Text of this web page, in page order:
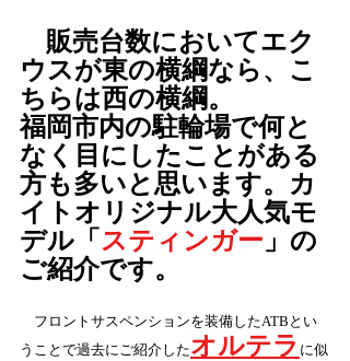
販売台数においてエク
ウスが東の横綱なら、こ
ちらは西の横綱。
福岡市内の駐輪場で何と
なく目にしたことがある
方も多いと思います。カ
イトオリジナル大人気モ
デル「 スティンガー 」の
ご紹介です。
フロントサスペンションを装備したATBとい
うことで過去にご紹介したオルテラ に似